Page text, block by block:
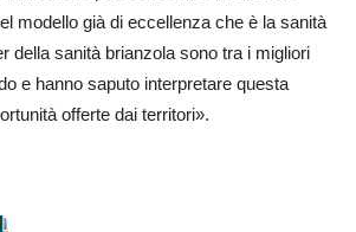
modello già di eccellenza che è la sanità
della sanità brianzola sono tra i migliori
e hanno saputo interpretare questa
offerte dai territori».